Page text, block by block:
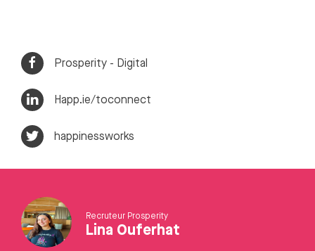
Prosperity - Digital
Happ.ie/toconnect
happinessworks
Recruteur Prosperity
Lina Ouferhat